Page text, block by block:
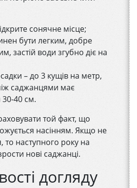
сонячне місце;
бути легким, добре
застій води згубно діє на
– до 3 кущів на метр,
саджанцями має
30-40 см.
той факт, що
насінням. Якщо не
то наступного року на
нові саджанці.
догляду